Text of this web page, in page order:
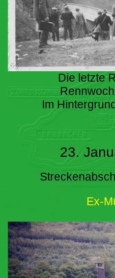
Die letzte
Im
23.
Ex-